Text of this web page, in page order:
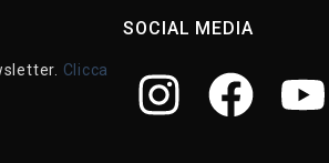
Clicca
SOCIAL MEDIA